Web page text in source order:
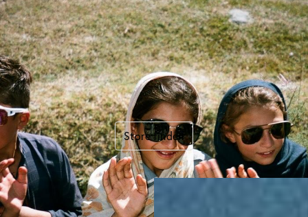
GIBT ES EINE SONNENBRILLE, DIE DU NICHT MEHR
TRÄGST?
Lass uns gemeinsam Gutes
tun.
Finde einen VIU Store in deiner Nähe und spende deine
alte Sonnenbrille (alle Marken sind willkommen).
Store finden